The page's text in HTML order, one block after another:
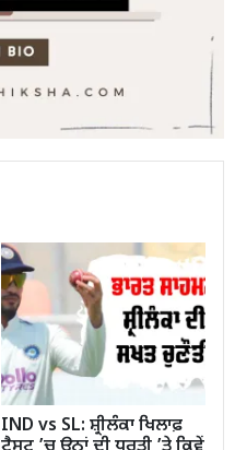
IND vs SL: ਸ਼੍ਰੀਲੰਕਾ ਖਿਲਾਫ਼